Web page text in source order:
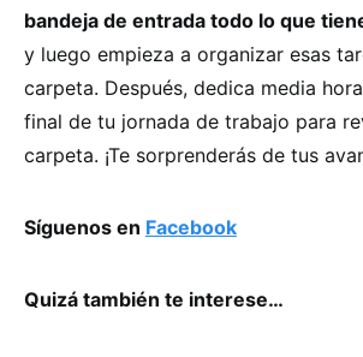
bandeja de entrada todo lo que
y luego empieza a organizar esas
carpeta. Después, dedica media
final de tu jornada de trabajo para
carpeta. ¡Te sorprenderás de tus
Síguenos en Facebook
Quizá también te interese…